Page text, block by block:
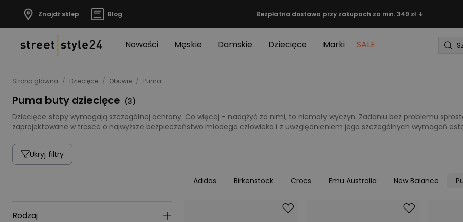
Znajdź sklep Blog Bezpłatna dostawa przy zakupach za min. 349 zł ↓
Nowości Męskie Damskie Dziecięce Marki SALE
Strona główna / Dziecięce / Obuwie / Puma
Puma buty dziecięce (3)
Dziecięce stopy wymagają szczególnej ochrony. Co więcej – nadążyć za nimi, to niemały wyczyn. Zadaniu bez problemu
zaprojektowane w trosce o najwyższe bezpieczeństwo młodego człowieka i z uwzględnieniem jego szczególnych wymagań
Ukryj filtry
Rodzaj
Adidas Birkenstock Crocs Emu Australia New Balance